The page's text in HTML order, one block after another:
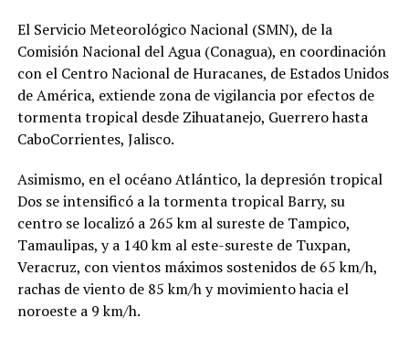
El Servicio Meteorológico Nacional (SMN), de la
Comisión Nacional del Agua (Conagua), en coordinación
con el Centro Nacional de Huracanes, de Estados Unidos
de América, extiende zona de vigilancia por efectos de
tormenta tropical desde Zihuatanejo, Guerrero hasta
CaboCorrientes, Jalisco.
Asimismo, en el océano Atlántico, la depresión tropical
Dos se intensificó a la tormenta tropical Barry, su
centro se localizó a 265 km al sureste de Tampico,
Tamaulipas, y a 140 km al este-sureste de Tuxpan,
Veracruz, con vientos máximos sostenidos de 65 km/h,
rachas de viento de 85 km/h y movimiento hacia el
noroeste a 9 km/h.